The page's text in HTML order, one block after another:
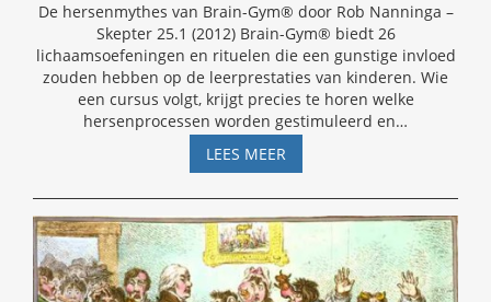
De hersenmythes van Brain-Gym® door Rob Nanninga –
Skepter 25.1 (2012) Brain-Gym® biedt 26
lichaamsoefeningen en rituelen die een gunstige invloed
zouden hebben op de leerprestaties van kinderen. Wie
een cursus volgt, krijgt precies te horen welke
hersenprocessen worden gestimuleerd en…
LEES MEERKRITIEK
OP
BRAIN-
GYM
HERSENMYTHES